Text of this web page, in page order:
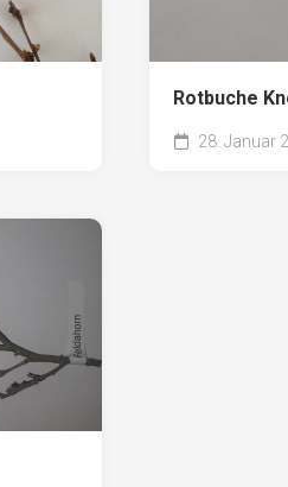
Rotbuche
28. Januar